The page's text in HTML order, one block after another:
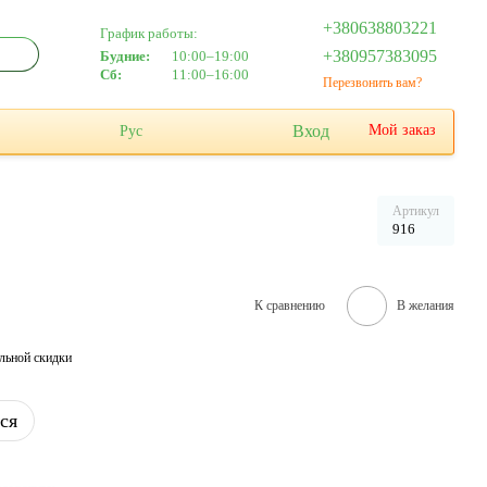
График работы:
Будние:
10:00–19:00
Сб:
11:00–16:00
+380638803221
+380957383095
Перезвонить вам?
Рус Вход Мой заказ
Артикул
916
К сравнению В желания
скидки